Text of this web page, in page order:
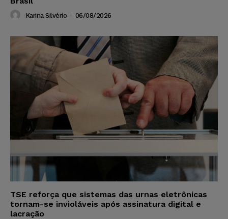
Karina Silvério - 06/08/2026
TSE reforça que sistemas das urnas eletrônicas
tornam-se invioláveis após assinatura digital e
lacração